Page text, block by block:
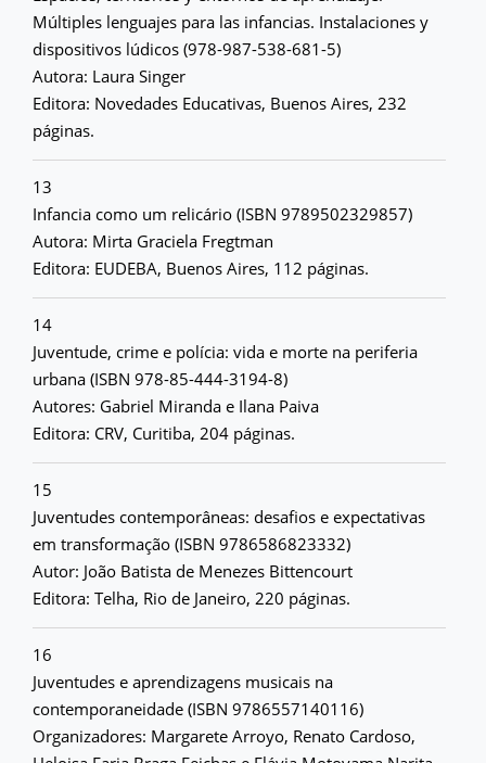
Múltiples lenguajes para las infancias. Instalaciones y
dispositivos lúdicos (978-987-538-681-5)
Autora: Laura Singer
Editora: Novedades Educativas, Buenos Aires, 232
páginas.
13
Infancia como um relicário (ISBN 9789502329857)
Autora: Mirta Graciela Fregtman
Editora: EUDEBA, Buenos Aires, 112 páginas.
14
Juventude, crime e polícia: vida e morte na periferia
urbana (ISBN 978-85-444-3194-8)
Autores: Gabriel Miranda e Ilana Paiva
Editora: CRV, Curitiba, 204 páginas.
15
Juventudes contemporâneas: desafios e expectativas
em transformação (ISBN 9786586823332)
Autor: João Batista de Menezes Bittencourt
Editora: Telha, Rio de Janeiro, 220 páginas.
16
Juventudes e aprendizagens musicais na
contemporaneidade (ISBN 9786557140116)
Organizadores: Margarete Arroyo, Renato Cardoso,